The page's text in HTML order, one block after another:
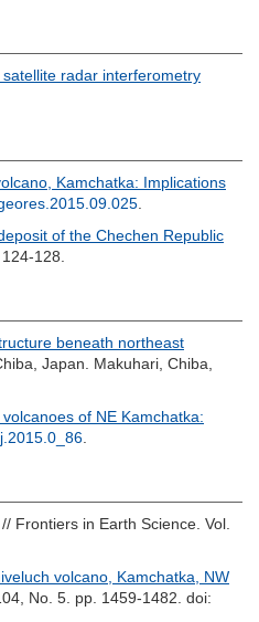
radar interferometry
Kamchatka: Implications
of the Chechen Republic
128.
beneath northeast
Japan. Makuhari, Chiba,
of NE Kamchatka:
// Frontiers in Earth Science. Vol.
volcano, Kamchatka, NW
No. 5. pp. 1459-1482. doi: